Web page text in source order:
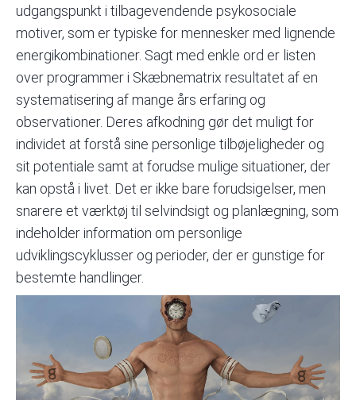
udgangspunkt i tilbagevendende psykosociale
motiver, som er typiske for mennesker med lignende
energikombinationer. Sagt med enkle ord er listen
over programmer i Skæbnematrix resultatet af en
systematisering af mange års erfaring og
observationer. Deres afkodning gør det muligt for
individet at forstå sine personlige tilbøjeligheder og
sit potentiale samt at forudse mulige situationer, der
kan opstå i livet. Det er ikke bare forudsigelser, men
snarere et værktøj til selvindsigt og planlægning, som
indeholder information om personlige
udviklingscyklusser og perioder, der er gunstige for
bestemte handlinger.